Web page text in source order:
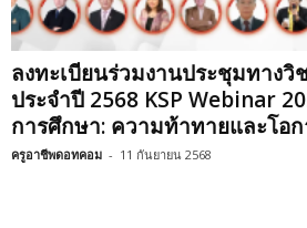
ลงทะเบียนร่วมงานประชุมทางวิ
ประจำปี 2568 KSP Webinar
การศึกษา: ความท้าทายและโอก
ครูอาชีพดอทคอม - 11 กันยายน 2568